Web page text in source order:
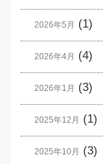
2026年5月 (1)
2026年4月 (4)
2026年1月 (3)
2025年12月 (1)
2025年10月 (3)